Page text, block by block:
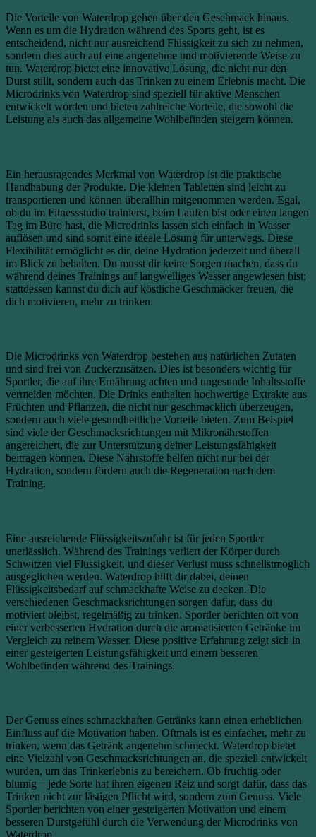
Die Vorteile von Waterdrop gehen über den Geschmack hinaus.
Wenn es um die Hydration während des Sports geht, ist es
entscheidend, nicht nur ausreichend Flüssigkeit zu sich zu nehmen,
sondern dies auch auf eine angenehme und motivierende Weise zu
tun. Waterdrop bietet eine innovative Lösung, die nicht nur den
Durst stillt, sondern auch das Trinken zu einem Erlebnis macht. Die
Microdrinks von Waterdrop sind speziell für aktive Menschen
entwickelt worden und bieten zahlreiche Vorteile, die sowohl die
Leistung als auch das allgemeine Wohlbefinden steigern können.
Ein herausragendes Merkmal von Waterdrop ist die praktische
Handhabung der Produkte. Die kleinen Tabletten sind leicht zu
transportieren und können überallhin mitgenommen werden. Egal,
ob du im Fitnessstudio trainierst, beim Laufen bist oder einen langen
Tag im Büro hast, die Microdrinks lassen sich einfach in Wasser
auflösen und sind somit eine ideale Lösung für unterwegs. Diese
Flexibilität ermöglicht es dir, deine Hydration jederzeit und überall
im Blick zu behalten. Du musst dir keine Sorgen machen, dass du
während deines Trainings auf langweiliges Wasser angewiesen bist;
stattdessen kannst du dich auf köstliche Geschmäcker freuen, die
dich motivieren, mehr zu trinken.
Die Microdrinks von Waterdrop bestehen aus natürlichen Zutaten
und sind frei von Zuckerzusätzen. Dies ist besonders wichtig für
Sportler, die auf ihre Ernährung achten und ungesunde Inhaltsstoffe
vermeiden möchten. Die Drinks enthalten hochwertige Extrakte aus
Früchten und Pflanzen, die nicht nur geschmacklich überzeugen,
sondern auch viele gesundheitliche Vorteile bieten. Zum Beispiel
sind viele der Geschmacksrichtungen mit Mikronährstoffen
angereichert, die zur Unterstützung deiner Leistungsfähigkeit
beitragen können. Diese Nährstoffe helfen nicht nur bei der
Hydration, sondern fördern auch die Regeneration nach dem
Training.
Eine ausreichende Flüssigkeitszufuhr ist für jeden Sportler
unerlässlich. Während des Trainings verliert der Körper durch
Schwitzen viel Flüssigkeit, und dieser Verlust muss schnellstmöglich
ausgeglichen werden. Waterdrop hilft dir dabei, deinen
Flüssigkeitsbedarf auf schmackhafte Weise zu decken. Die
verschiedenen Geschmacksrichtungen sorgen dafür, dass du
motiviert bleibst, regelmäßig zu trinken. Sportler berichten oft von
einer verbesserten Hydration durch die aromatisierten Getränke im
Vergleich zu reinem Wasser. Diese positive Erfahrung zeigt sich in
einer gesteigerten Leistungsfähigkeit und einem besseren
Wohlbefinden während des Trainings.
Der Genuss eines schmackhaften Getränks kann einen erheblichen
Einfluss auf die Motivation haben. Oftmals ist es einfacher, mehr zu
trinken, wenn das Getränk angenehm schmeckt. Waterdrop bietet
eine Vielzahl von Geschmacksrichtungen an, die speziell entwickelt
wurden, um das Trinkerlebnis zu bereichern. Ob fruchtig oder
blumig – jede Sorte hat ihren eigenen Reiz und sorgt dafür, dass das
Trinken nicht zur lästigen Pflicht wird, sondern zum Genuss. Viele
Sportler berichten von einer gesteigerten Motivation und einem
besseren Durstgefühl durch die Verwendung der Microdrinks von
Waterdrop.